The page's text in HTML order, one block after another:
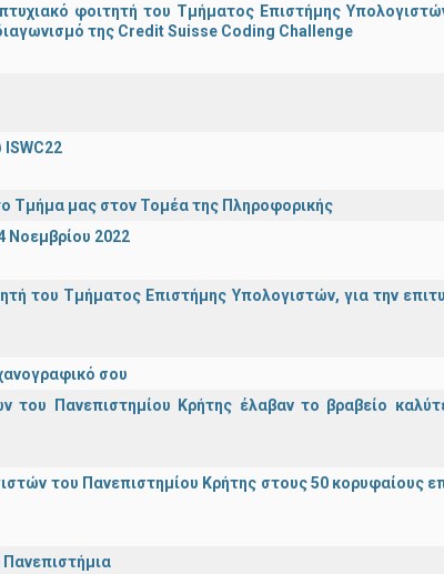
φοιτητή του Τμήματος Επιστήμης
της Credit Suisse Coding Challenge
ISWC22
Τμήμα μας στον Τομέα της Πληροφορικής
Νοεμβρίου 2022
του Τμήματος Επιστήμης Υπολογιστών, για την
σου
Πανεπιστημίου Κρήτης έλαβαν το βραβείο
του Πανεπιστημίου Κρήτης στους 50 κορυφαίους